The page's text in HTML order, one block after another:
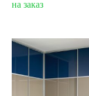
на заказ